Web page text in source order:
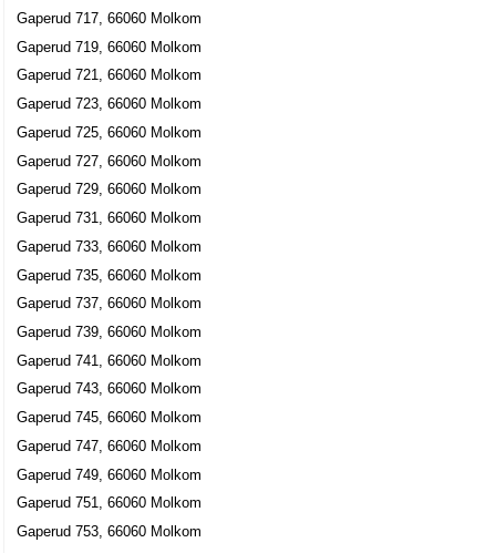
Gaperud 717, 66060 Molkom
Gaperud 719, 66060 Molkom
Gaperud 721, 66060 Molkom
Gaperud 723, 66060 Molkom
Gaperud 725, 66060 Molkom
Gaperud 727, 66060 Molkom
Gaperud 729, 66060 Molkom
Gaperud 731, 66060 Molkom
Gaperud 733, 66060 Molkom
Gaperud 735, 66060 Molkom
Gaperud 737, 66060 Molkom
Gaperud 739, 66060 Molkom
Gaperud 741, 66060 Molkom
Gaperud 743, 66060 Molkom
Gaperud 745, 66060 Molkom
Gaperud 747, 66060 Molkom
Gaperud 749, 66060 Molkom
Gaperud 751, 66060 Molkom
Gaperud 753, 66060 Molkom